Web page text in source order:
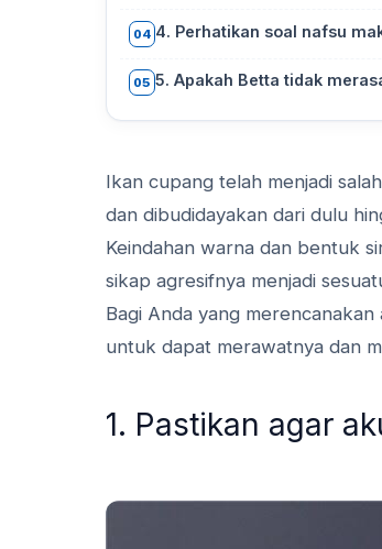
04 4. Perhatikan soal nafsu
05 5. Apakah Betta tidak
Ikan cupang telah menjadi
dan dibudidayakan dari dulu
Keindahan warna dan bentuk
sikap agresifnya menjadi
Bagi Anda yang
untuk dapat merawatnya dan
1. Pastikan agar